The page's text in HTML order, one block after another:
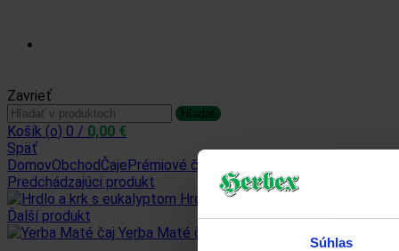
Súhlas
Zavrieť
Hľadať:
Hľadať
Košík (o) 0 / 0,00 €
Späť
DomovObchodČajePrémiové čaje
Predchádzajúci produkt
Hrdlo a krk s eukalyptom
Ďalší produkt
Yerba Maté čaj
vrátane DPH